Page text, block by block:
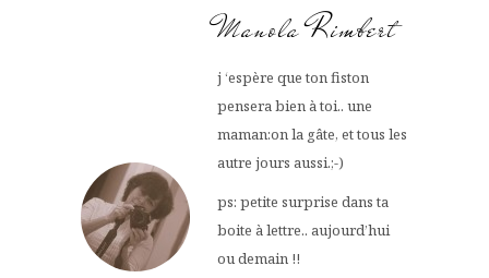
Manola Rimbert
j ‘espère que ton fiston
pensera bien à toi.. une
maman:on la gâte, et tous les
autre jours aussi.;-)
ps: petite surprise dans ta
boite à lettre.. aujourd’hui
ou demain !!